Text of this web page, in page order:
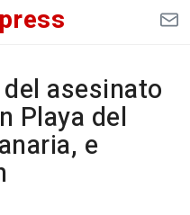
press
asesinato
Playa del
e